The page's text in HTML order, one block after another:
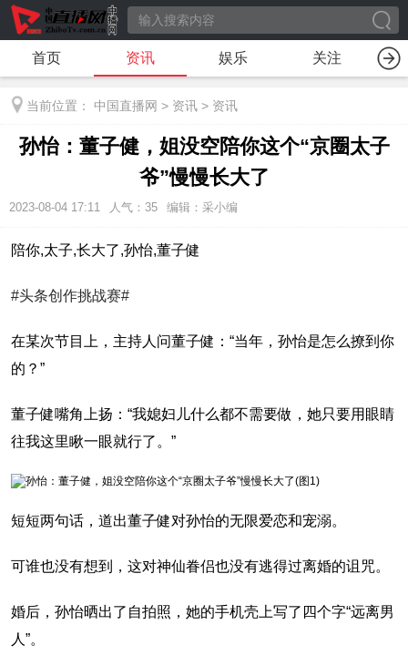
首页 资讯 娱乐 关注
当前位置： 中国直播网 > 资讯 > 资讯
孙怡：董子健，姐没空陪你这个“京圈太子
爷”慢慢长大了
2023-08-04 17:11 人气： 35 编辑：采小编
陪你,太子,长大了,孙怡,董子健
#头条创作挑战赛#
在某次节目上，主持人问董子健：“当年，孙怡是怎么撩到你
的？”
董子健嘴角上扬：“我媳妇儿什么都不需要做，她只要用眼睛
往我这里瞅一眼就行了。”
短短两句话，道出董子健对孙怡的无限爱恋和宠溺。‍‍‍‍‍‍‍
可谁也没有想到，这对神仙眷侣也没有逃得过离婚的诅咒。
婚后，孙怡晒出了自拍照，她的手机壳上写了四个字“远离男
人”。‍‍‍‍